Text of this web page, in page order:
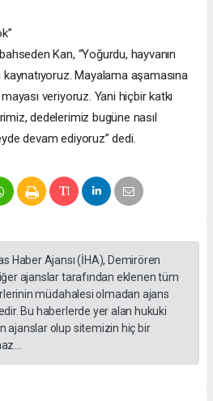
Kan, “Yoğurdu, hayvanın
kaynatıyoruz. Mayalama aşamasına
veriyoruz. Yani hiçbir katkı
dedelerimiz bugüne nasıl
devam ediyoruz” dedi.
Haber Ajansı (İHA), Demirören
ajanslar tarafından eklenen tüm
müdahalesi olmadan ajans
Bu haberlerde yer alan hukuki
ajanslar olup sitemizin hiç bir